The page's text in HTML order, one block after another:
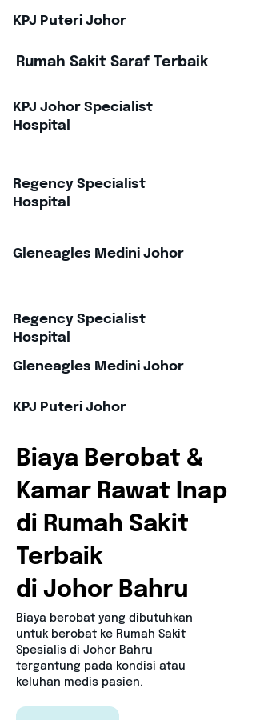
KPJ Puteri Johor
Rumah Sakit Saraf Terbaik
KPJ Johor Specialist
Hospital
Regency Specialist
Hospital
Gleneagles Medini Johor
Regency Specialist
Hospital
Gleneagles Medini Johor
KPJ Puteri Johor
Biaya Berobat &
Kamar Rawat Inap
di Rumah Sakit
Terbaik
di Johor Bahru
Biaya berobat yang dibutuhkan
untuk berobat ke Rumah Sakit
Spesialis di Johor Bahru
tergantung pada kondisi atau
keluhan medis pasien.